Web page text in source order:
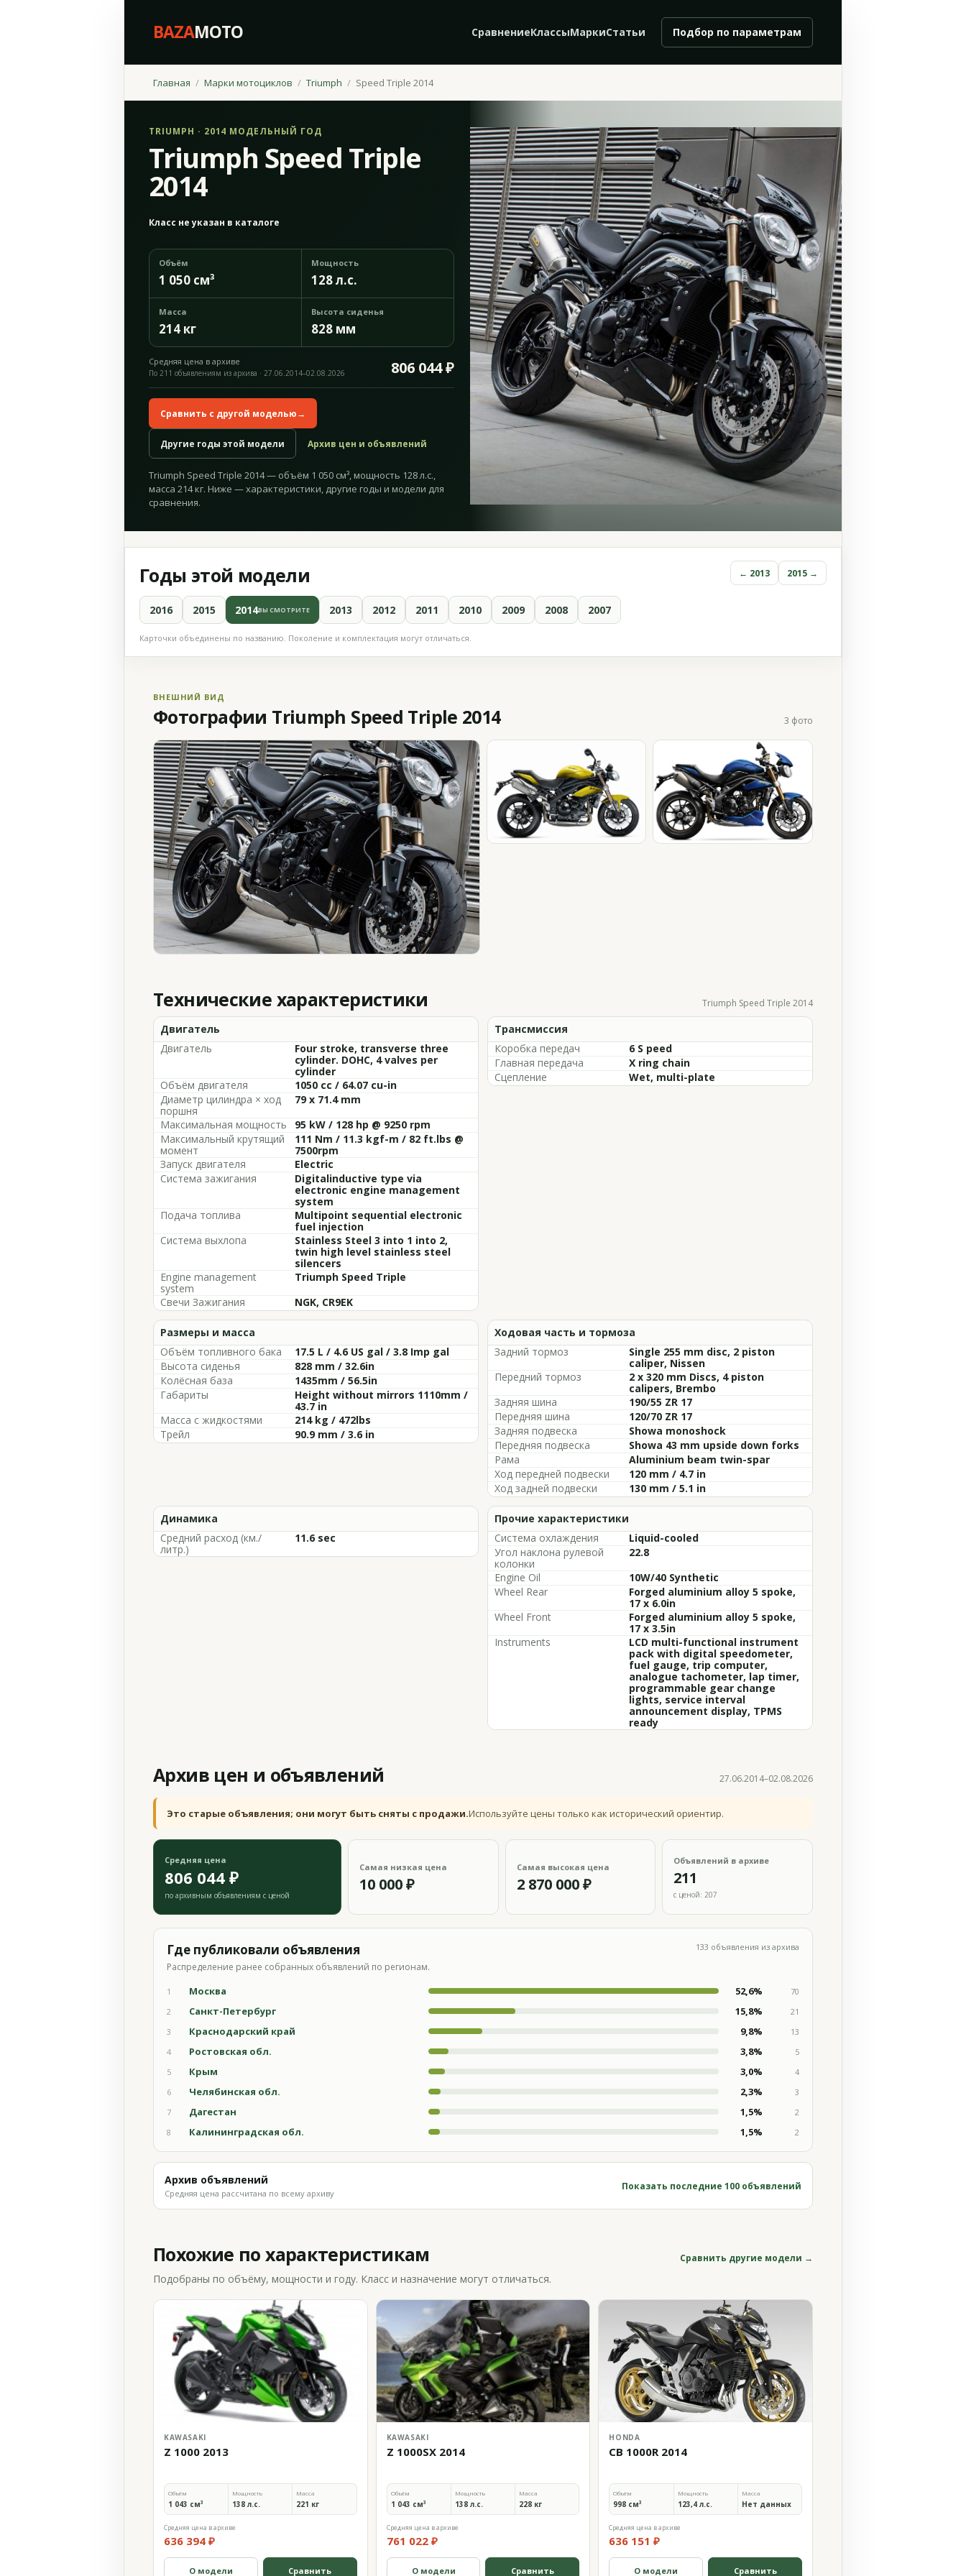
BAZAMOTO СравнениеКлассыМаркиСтатьи Подбор по параметрам
Главная Марки мотоциклов Triumph Speed Triple 2014
TRIUMPH · 2014 МОДЕЛЬНЫЙ ГОД
Triumph Speed Triple
2014
Класс не указан в каталоге
Объём
1 050 см³
Мощность
128 л.с.
Масса
214 кг
Высота сиденья
828 мм
Средняя цена в архиве 806 044 ₽
По 211 объявлениям из архива · 27.06.2014–02.08.2026
Сравнить с другой моделью→
Другие годы этой модели Архив цен и объявлений
Triumph Speed Triple 2014 — объём 1 050 см³, мощность 128 л.с.,
масса 214 кг. Ниже — характеристики, другие годы и модели для
сравнения.
Годы этой модели ← 2013 2015 →
2016 2015 2014ВЫ СМОТРИТЕ 2013 2012 2011 2010 2009 2008 2007
Карточки объединены по названию. Поколение и комплектация могут отличаться.
ВНЕШНИЙ ВИД
Фотографии Triumph Speed Triple 2014 3 фото
Технические характеристики Triumph Speed Triple 2014
Двигатель
Двигатель
Four stroke, transverse three
cylinder. DOHC, 4 valves per
cylinder
Объём двигателя
1050 cc / 64.07 cu-in
Диаметр цилиндра × ход
поршня
79 x 71.4 mm
Максимальная мощность
95 kW / 128 hp @ 9250 rpm
Максимальный крутящий
момент
111 Nm / 11.3 kgf-m / 82 ft.lbs @
7500rpm
Запуск двигателя
Electric
Система зажигания
Digitalinductive type via
electronic engine management
system
Подача топлива
Multipoint sequential electronic
fuel injection
Система выхлопа
Stainless Steel 3 into 1 into 2,
twin high level stainless steel
silencers
Engine management
system
Triumph Speed Triple
Свечи Зажигания
NGK, CR9EK
Трансмиссия
Коробка передач
6 S peed
Главная передача
X ring chain
Сцепление
Wet, multi-plate
Размеры и масса
Объём топливного бака
17.5 L / 4.6 US gal / 3.8 Imp gal
Высота сиденья
828 mm / 32.6in
Колёсная база
1435mm / 56.5in
Габариты
Height without mirrors 1110mm /
43.7 in
Масса с жидкостями
214 kg / 472lbs
Трейл
90.9 mm / 3.6 in
Ходовая часть и тормоза
Задний тормоз
Single 255 mm disc, 2 piston
caliper, Nissen
Передний тормоз
2 x 320 mm Discs, 4 piston
calipers, Brembo
Задняя шина
190/55 ZR 17
Передняя шина
120/70 ZR 17
Задняя подвеска
Showa monoshock
Передняя подвеска
Showa 43 mm upside down forks
Рама
Aluminium beam twin-spar
Ход передней подвески
120 mm / 4.7 in
Ход задней подвески
130 mm / 5.1 in
Динамика
Средний расход (км./
литр.)
11.6 sec
Прочие характеристики
Система охлаждения
Liquid-cooled
Угол наклона рулевой
колонки
22.8
Engine Oil
10W/40 Synthetic
Wheel Rear
Forged aluminium alloy 5 spoke,
17 x 6.0in
Wheel Front
Forged aluminium alloy 5 spoke,
17 x 3.5in
Instruments
LCD multi-functional instrument
pack with digital speedometer,
fuel gauge, trip computer,
analogue tachometer, lap timer,
programmable gear change
lights, service interval
announcement display, TPMS
ready
Архив цен и объявлений 27.06.2014–02.08.2026
Это старые объявления; они могут быть сняты с продажи.Используйте цены только как исторический ориентир.
Средняя цена
806 044 ₽
по архивным объявлениям с ценой
Самая низкая цена
10 000 ₽
Самая высокая цена
2 870 000 ₽
Объявлений в архиве
211
с ценой: 207
Где публиковали объявления
Распределение ранее собранных объявлений по регионам.
133 объявления из архива
1 Москва 52,6%
70
2
Санкт-Петербург 15,8%
21
3
Краснодарский край 9,8%
13
4
Ростовская обл. 3,8%
5
5
Крым 3,0%
4
6
Челябинская обл. 2,3%
3
7
Дагестан 1,5%
2
8
Калининградская обл. 1,5% 2
Архив объявлений
Средняя цена рассчитана по всему архиву
Показать последние 100 объявлений
Похожие по характеристикам Сравнить другие модели →
Подобраны по объёму, мощности и году. Класс и назначение могут отличаться.
KAWASAKI
Z 1000 2013
Объём
1 043 см³
Мощность
138 л.с.
Масса
221 кг
Средняя цена в архиве
636 394 ₽
О модели Сравнить
KAWASAKI
Z 1000SX 2014
Объём
1 043 см³
Мощность
138 л.с.
Масса
228 кг
Средняя цена в архиве
761 022 ₽
О модели Сравнить
HONDA
CB 1000R 2014
Объём
998 см³
Мощность
123,4 л.с.
Масса
Нет данных
Средняя цена в архиве
636 151 ₽
О модели Сравнить